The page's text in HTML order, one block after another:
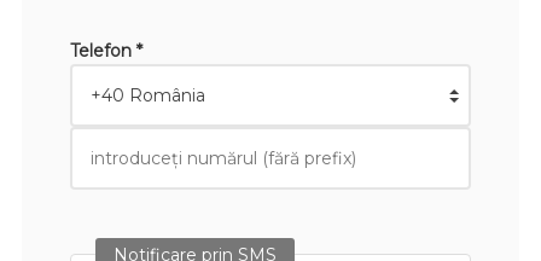
Telefon *
Notificare prin SMS